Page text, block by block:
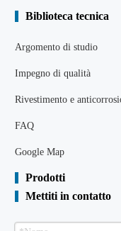
Biblioteca tecnica
Argomento di studio
Impegno di qualità
Rivestimento e
FAQ
Google Map
Prodotti
Mettiti in contatto